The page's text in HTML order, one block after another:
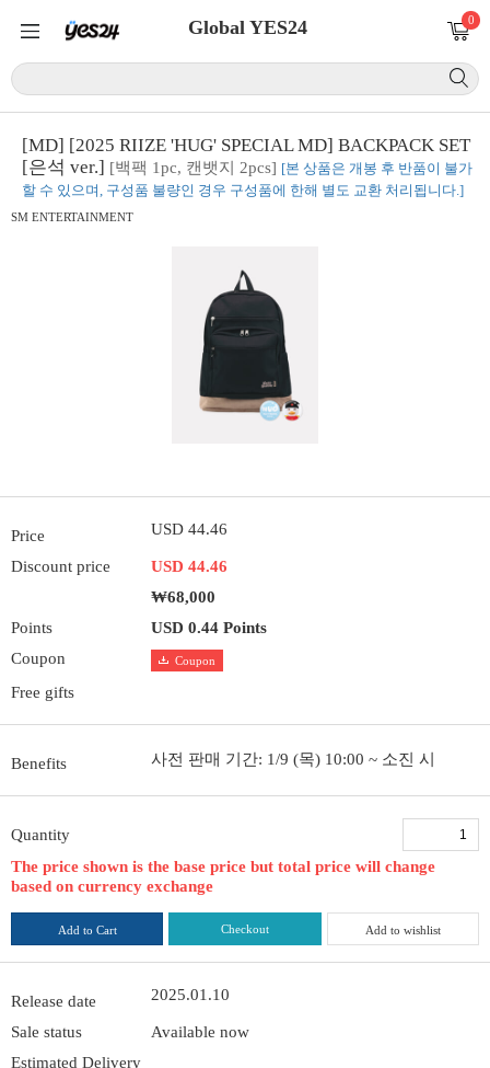
Global YES24 0
[MD] [2025 RIIZE 'HUG' SPECIAL MD] BACKPACK SET
[은석 ver.] [백팩 1pc, 캔뱃지 2pcs] [본 상품은 개봉 후 반품이 불가
할 수 있으며, 구성품 불량인 경우 구성품에 한해 별도 교환 처리됩니다.]
SM ENTERTAINMENT
Price USD 44.46
Discount price
USD 44.46
₩68,000
Points
USD 0.44 Points
Coupon
Coupon
Free gifts
Benefits 사전 판매 기간: 1/9 (목) 10:00 ~ 소진 시
Quantity
The price shown is the base price but total price will change
based on currency exchange
Add to Cart Checkout Add to wishlist
Release date 2025.01.10
Sale status
Available now
Estimated Delivery